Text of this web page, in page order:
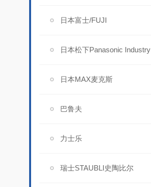
日本富士/FUJI
日本松下Panasonic Industry
日本MAX麦克斯
巴鲁夫
力士乐
瑞士STAUBLI史陶比尔